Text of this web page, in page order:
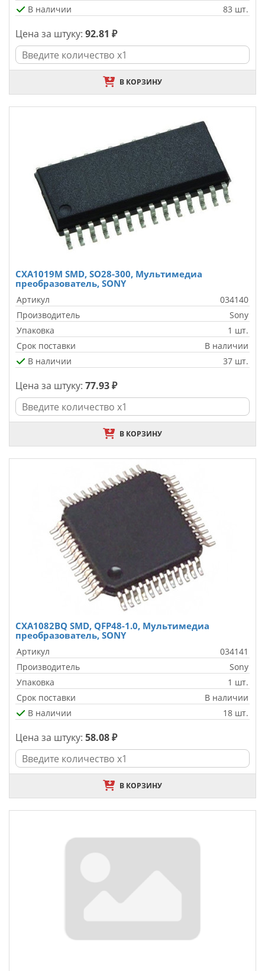
В наличии 83 шт.
Цена за штуку: 92.81 ₽
В КОРЗИНУ
CXA1019M SMD, SO28-300, Мультимедиа
преобразователь, SONY
Артикул
034140
Производитель
Sony
Упаковка
1 шт.
Срок поставки
В наличии
В наличии
37 шт.
Цена за штуку: 77.93 ₽
В КОРЗИНУ
CXA1082BQ SMD, QFP48-1.0, Мультимедиа
преобразователь, SONY
Артикул
034141
Производитель
Sony
Упаковка
1 шт.
Срок поставки
В наличии
В наличии
18 шт.
Цена за штуку: 58.08 ₽
В КОРЗИНУ